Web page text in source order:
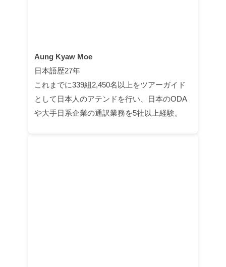
Aung Kyaw Moe
日本語歴27年
これまでに339組2,450名以上をツアーガイド
として日本人のアテンドを行い、日本のODA
や大手日系企業の通訳業務を5社以上経験。